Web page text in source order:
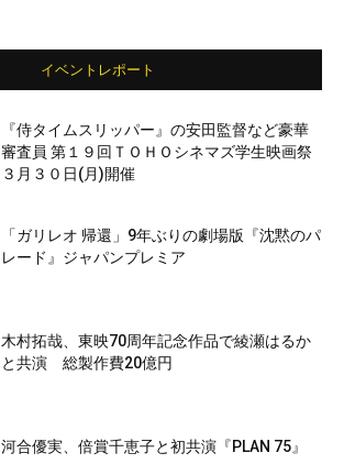
イベントレポート
『侍タイムスリッパー』の安田監督など豪華
審査員 第１９回ＴＯＨＯシネマズ学生映画祭
３月３０日(月)開催
「ガリレオ 帰還」9年ぶりの劇場版『沈黙のパ
レード』ジャパンプレミア
木村拓哉、東映70周年記念作品で綾瀬はるか
と共演 総製作費20億円
河合優実、倍賞千恵子と初共演『PLAN 75』